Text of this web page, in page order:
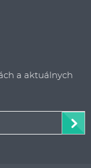
a aktuálnych